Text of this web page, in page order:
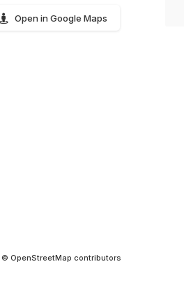
© OpenStreetMap contributors
Open in Google Maps